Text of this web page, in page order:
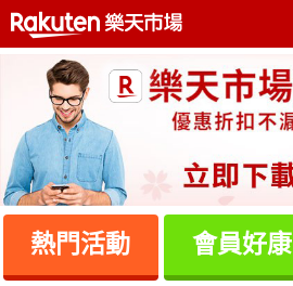
熱門活動 會員好康